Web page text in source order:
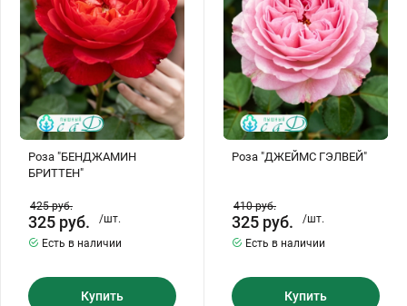
Роза "БЕНДЖАМИН
БРИТТЕН"
425руб.
325 руб.
/шт.
Есть в наличии
Купить
Роза "ДЖЕЙМС ГЭЛВЕЙ"
410руб.
325 руб.
/шт.
Есть в наличии
Купить